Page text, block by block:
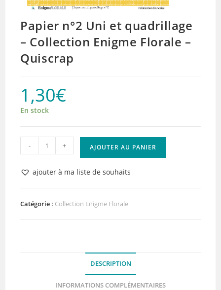
Papier n°2 Uni et quadrillage
– Collection Enigme Florale –
Quiscrap
1,30€
En stock
quantité
de
Papier
et
- + AJOUTER AU PANIER
ajouter à ma liste de souhaits
Catégorie : Collection Enigme Florale
DESCRIPTION
INFORMATIONS COMPLÉMENTAIRES